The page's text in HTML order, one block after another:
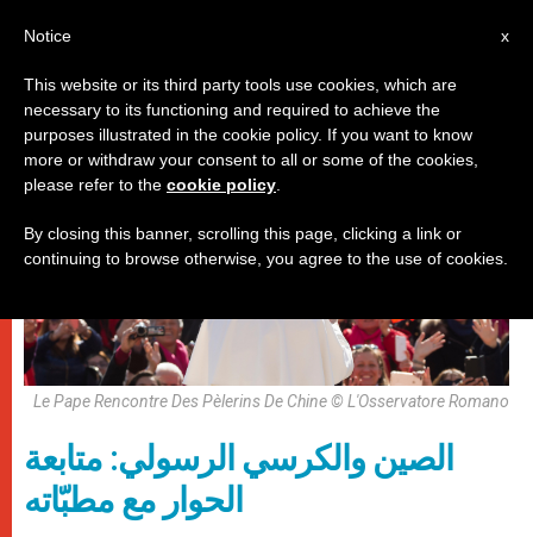
باباوات
Le Pape Rencontre Des Pèlerins De Chine © L'Osservatore Romano
الصين والكرسي الرسولي: متابعة
الحوار مع مطبّاته
x
Notice
This website or its third party tools use cookies, which are
necessary to its functioning and required to achieve the
purposes illustrated in the cookie policy. If you want to know
more or withdraw your consent to all or some of the cookies,
please refer to the cookie policy
By closing this banner, scrolling this page, clicking a link or
continuing to browse otherwise, you agree to the use of cookies.